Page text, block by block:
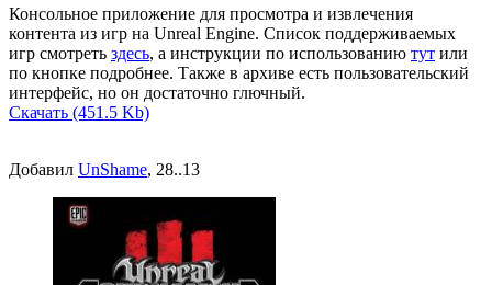
Консольное приложение для просмотра и извлечения
контента из игр на Unreal Engine. Список поддерживаемых
игр смотреть здесь, а инструкции по использованию тут или
по кнопке подробнее. Также в архиве есть пользовательский
интерфейс, но он достаточно глючный.
Скачать (451.5 Kb)
Добавил UnShame, 28..13